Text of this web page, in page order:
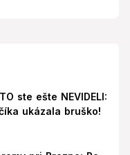
ste ešte NEVIDELI:
ukázala bruško!